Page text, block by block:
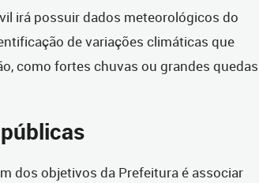
irá possuir dados meteorológicos do
de variações climáticas que
como fortes chuvas ou grandes quedas
dos objetivos da Prefeitura é associar